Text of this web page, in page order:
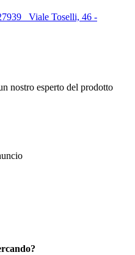
Viale Toselli, 46 -
nostro esperto del prodotto